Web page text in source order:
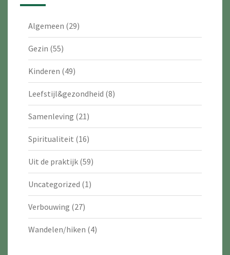
Algemeen (29)
Gezin (55)
Kinderen (49)
Leefstijl&gezondheid (8)
Samenleving (21)
Spiritualiteit (16)
Uit de praktijk (59)
Uncategorized (1)
Verbouwing (27)
Wandelen/hiken (4)